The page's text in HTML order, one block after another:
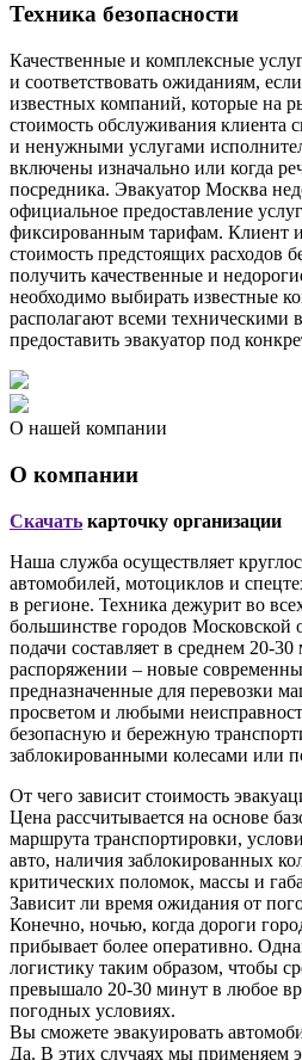
Техника безопасности
Качественные и комплексные
и соответствовать ожиданиям,
известных компаний, которые на
стоимость обслуживания клиента
и ненужными услугами
включены изначально или когда
посредника. Эвакуатор Москва
официальное предоставление
фиксированным тарифам. Клиент
стоимость предстоящих расходов
получить качественные и
необходимо выбирать известные
располагают всеми техническими
предоставить эвакуатор под
О нашей компании
О компании
Скачать карточку организации
Наша служба осуществляет
автомобилей, мотоциклов и
в регионе. Техника дежурит во
большинстве городов Московской
подачи составляет в среднем 20-
распоряжении – новые
предназначенные для перевозки
просветом и любыми
безопасную и бережную
заблокированными колесами или
От чего зависит стоимость
Цена рассчитывается на основе
маршрута транспортировки,
авто, наличия заблокированных
критических поломок, массы и
Зависит ли время ожидания от
Конечно, ночью, когда дороги
прибывает более оперативно.
логистику таким образом, чтобы
превышало 20-30 минут в любое
погодных условиях.
Вы сможете эвакуировать
Да. В этих случаях мы применяем